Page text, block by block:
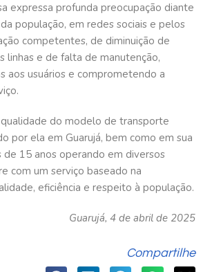
expressa profunda preocupação diante
população, em redes sociais e pelos
competentes, de diminuição de
linhas e de falta de manutenção,
aos usuários e comprometendo a
do modelo de transporte
por ela em Guarujá, bem como em sua
15 anos operando em diversos
com um serviço baseado na
eficiência e respeito à população.
Guarujá, 4 de abril de 2025
Compartilhe